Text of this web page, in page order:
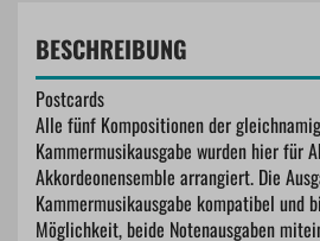
BESCHREIBUNG
Postcards
Alle fünf Kompositionen der
Kammermusikausgabe wurden hier für
Akkordeonensemble arrangiert. Die
Kammermusikausgabe kompatibel und
Möglichkeit, beide Notenausgaben